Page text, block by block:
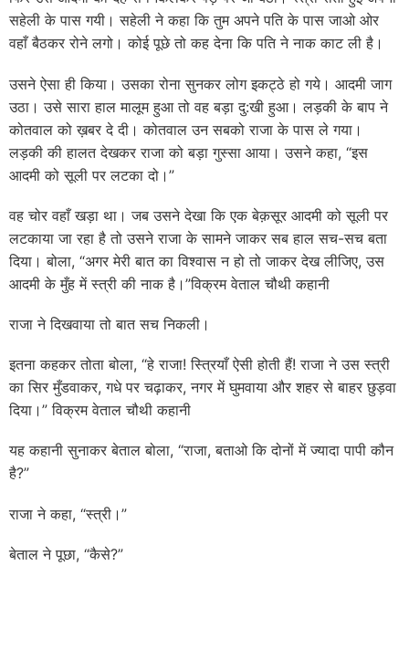
सहेली के पास गयी। सहेली ने कहा कि तुम अपने पति के पास जाओ ओर
वहाँ बैठकर रोने लगो। कोई पूछे तो कह देना कि पति ने नाक काट ली है।
उसने ऐसा ही किया। उसका रोना सुनकर लोग इकट्ठे हो गये। आदमी जाग
उठा। उसे सारा हाल मालूम हुआ तो वह बड़ा दु:खी हुआ। लड़की के बाप ने
कोतवाल को ख़बर दे दी। कोतवाल उन सबको राजा के पास ले गया।
लड़की की हालत देखकर राजा को बड़ा गुस्सा आया। उसने कहा, “इस
आदमी को सूली पर लटका दो।”
वह चोर वहाँ खड़ा था। जब उसने देखा कि एक बेक़सूर आदमी को सूली पर
लटकाया जा रहा है तो उसने राजा के सामने जाकर सब हाल सच-सच बता
दिया। बोला, “अगर मेरी बात का विश्वास न हो तो जाकर देख लीजिए, उस
आदमी के मुँह में स्त्री की नाक है।”विक्रम वेताल चौथी कहानी
राजा ने दिखवाया तो बात सच निकली।
इतना कहकर तोता बोला, “हे राजा! स्त्रियाँ ऐसी होती हैं! राजा ने उस स्त्री
का सिर मुँडवाकर, गधे पर चढ़ाकर, नगर में घुमवाया और शहर से बाहर छुड़वा
दिया।” विक्रम वेताल चौथी कहानी
यह कहानी सुनाकर बेताल बोला, “राजा, बताओ कि दोनों में ज्यादा पापी कौन
है?”
राजा ने कहा, “स्त्री।”
बेताल ने पूछा, “कैसे?”